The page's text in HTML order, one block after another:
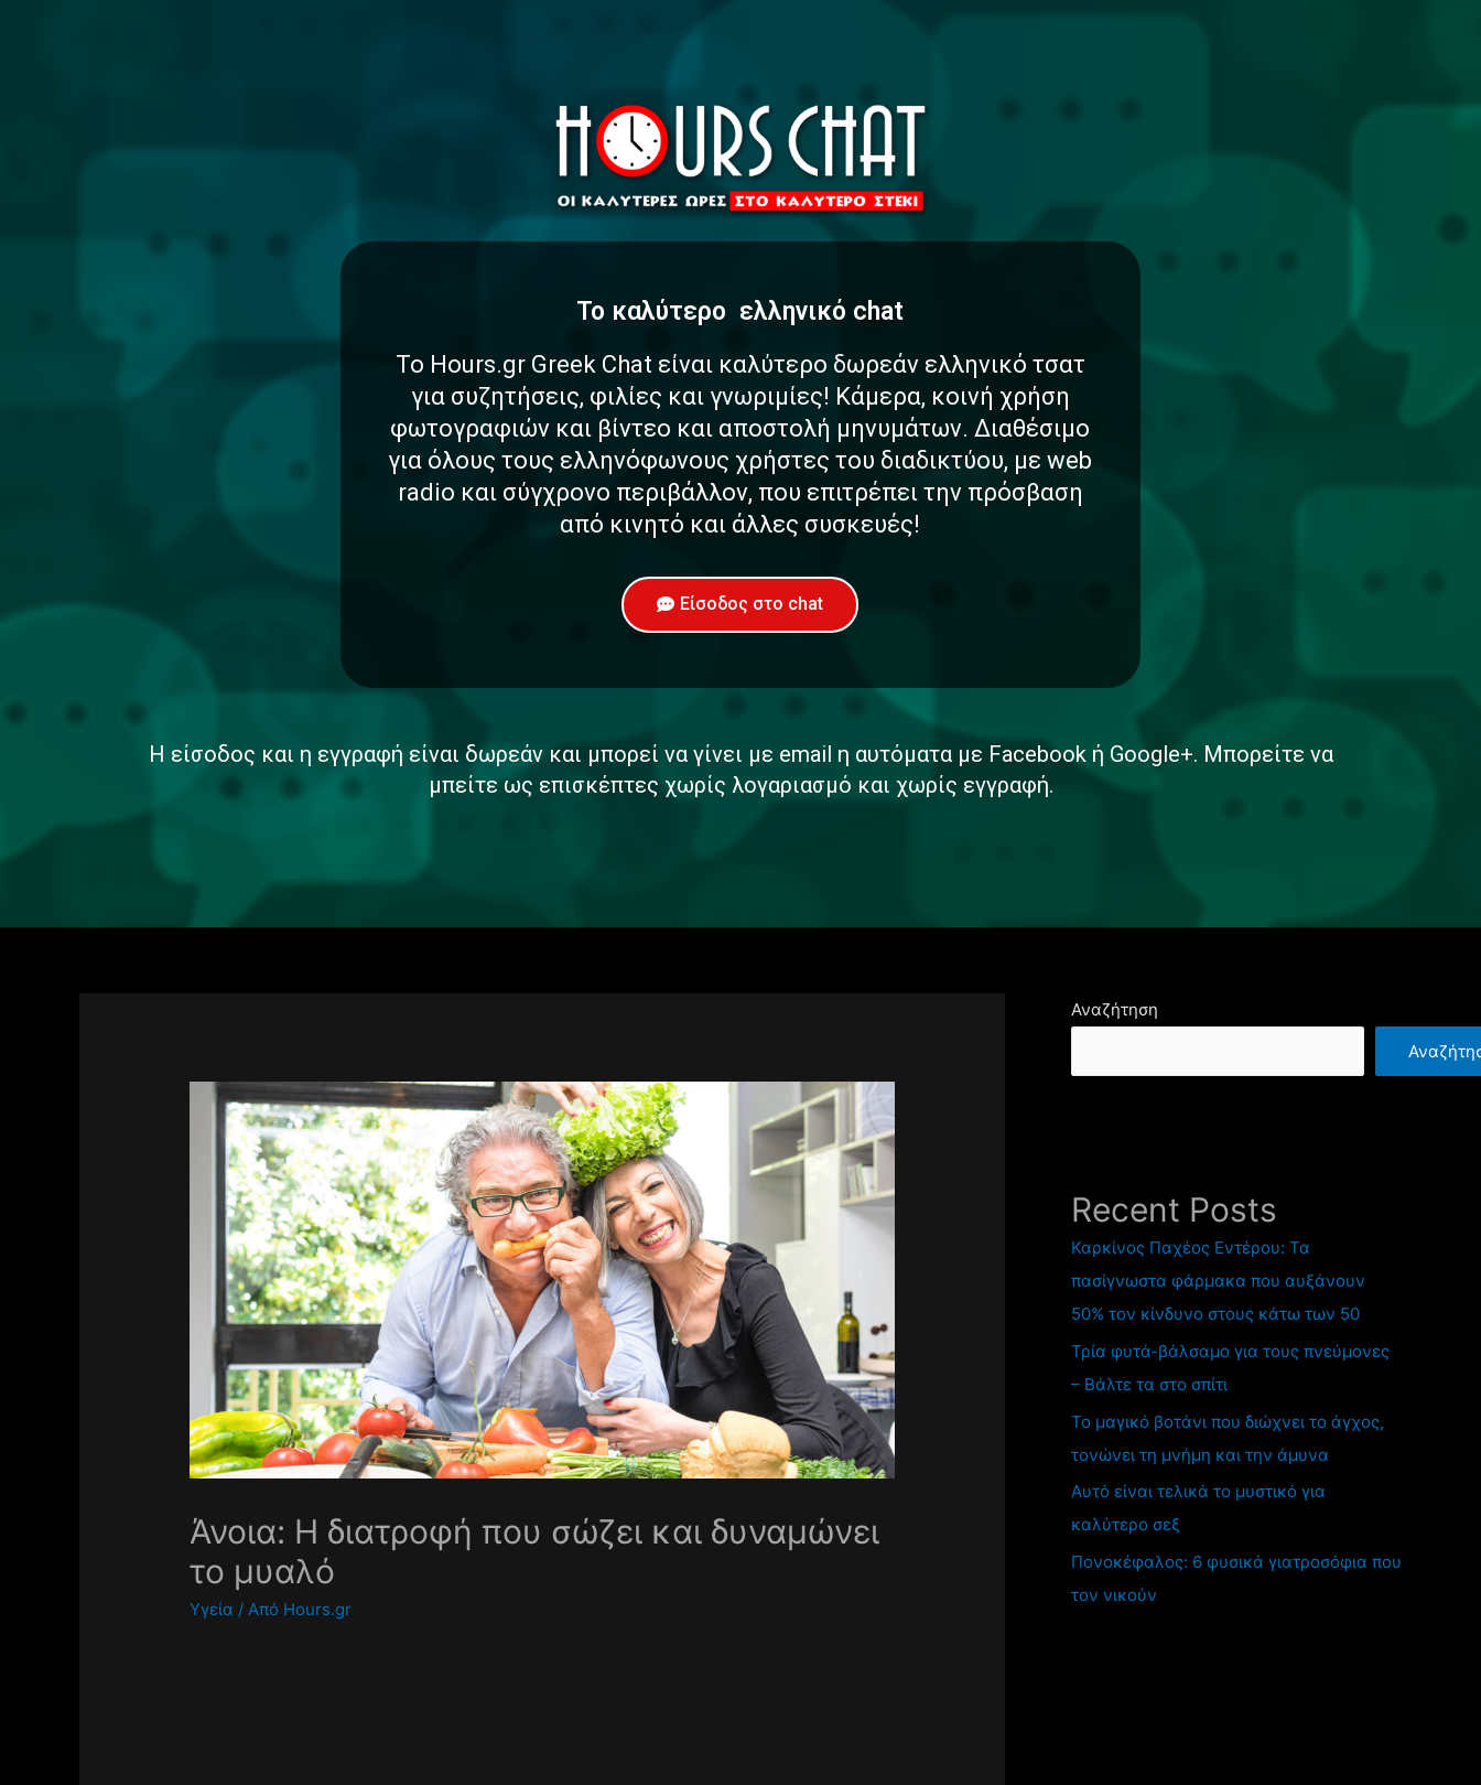
To καλύτερο ασφ αλές ελληνικό chat
Το Hours.gr Greek Chat είναι καλύτερο δωρεάν ελληνικό τσατ
για συζητήσεις, φιλίες και γνωριμίες! Κάμερα, κοινή χρήση
φωτογραφιών και βίντεο και αποστολή μηνυμάτων. Διαθέσιμο
για όλους τους ελληνόφωνους χρήστες του διαδικτύου, με web
radio και σύγχρονο περιβάλλον, που επιτρέπει την πρόσβαση
από κινητό και άλλες συσκευές!
Είσοδος στο chat
Η είσοδος και η εγγραφή είναι δωρεάν και μπορεί να γίνει με email η αυτόματα με Facebook ή Google+. Μπορείτε να
μπείτε ως επισκέπτες χωρίς λογαριασμό και χωρίς εγγραφή.
Άνοια: Η διατροφή που σώζει και δυναμώνει
το μυαλό
Υγεία / Από Hours.gr
Αναζήτηση
Recent Posts
Καρκίνος Παχέος Εντέρου: Τα
πασίγνωστα φάρμακα που αυξάνουν
50% τον κίνδυνο στους κάτω των 50
Τρία φυτά-βάλσαμο για τους πνεύμονες
– Βάλτε τα στο σπίτι
Το μαγικό βοτάνι που διώχνει το άγχος,
τονώνει τη μνήμη και την άμυνα
Αυτό είναι τελικά το μυστικό για
καλύτερο σεξ
Πονοκέφαλος: 6 φυσικά γιατροσόφια που
τον νικούν